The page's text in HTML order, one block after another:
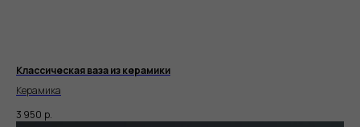
Классическая ваза из керамики
Керамика
3 950 р.